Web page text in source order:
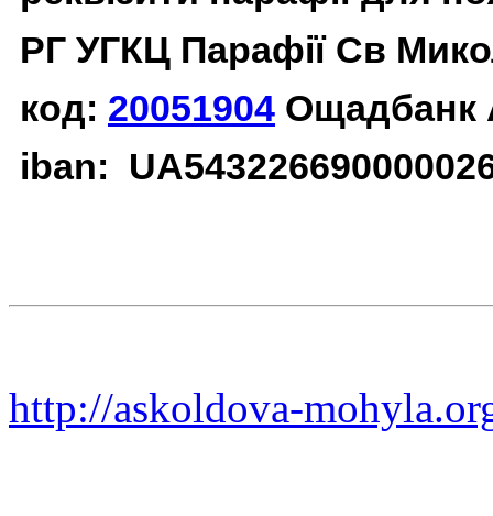
РГ УГКЦ Парафії Св
код: 20051904 Ощадбанк
iban:
http://askoldova-